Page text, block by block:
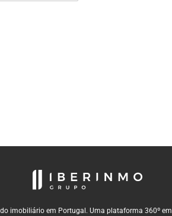
imobiliário em Portugal. Uma plataforma 360º em